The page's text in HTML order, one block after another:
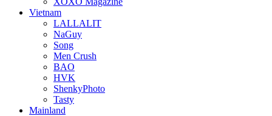
Vietnam
LALLALIT
NaGuy
Song
Men Crush
BAO
HVK
ShenkyPhoto
Tasty
Mainland